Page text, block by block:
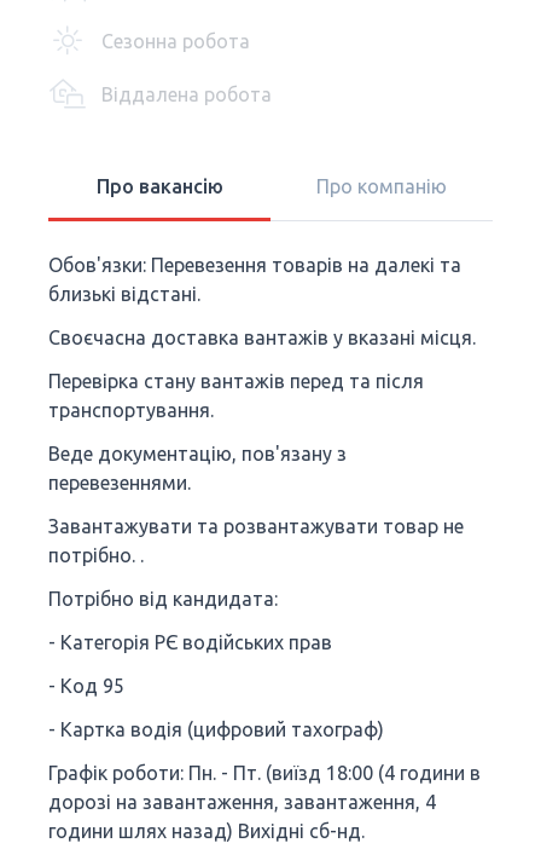
Сезонна робота
Віддалена робота
Про вакансію Про компанію
Обов'язки: Перевезення товарів на далекі та
близькі відстані.
Своєчасна доставка вантажів у вказані місця.
Перевірка стану вантажів перед та після
транспортування.
Веде документацію, пов'язану з
перевезеннями.
Завантажувати та розвантажувати товар не
потрібно. .
Потрібно від кандидата:
- Категорія РЄ водійських прав
- Код 95
- Картка водія (цифровий тахограф)
Графік роботи: Пн. - Пт. (виїзд 18:00 (4 години в
дорозі на завантаження, завантаження, 4
години шлях назад) Вихідні сб-нд.